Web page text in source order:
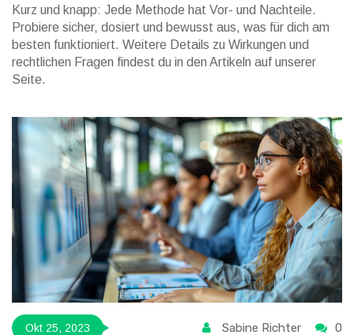
Kurz und knapp: Jede Methode hat Vor- und Nachteile.
Probiere sicher, dosiert und bewusst aus, was für dich am
besten funktioniert. Weitere Details zu Wirkungen und
rechtlichen Fragen findest du in den Artikeln auf unserer
Seite.
Okt 25, 2023 Sabine Richter 0